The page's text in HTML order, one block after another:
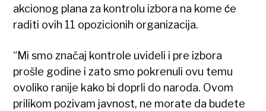
akcionog plana za kontrolu izbora na kome će
raditi ovih 11 opozicionih organizacija.
“Mi smo značaj kontrole uvideli i pre izbora
prošle godine i zato smo pokrenuli ovu temu
ovoliko ranije kako bi doprli do naroda. Ovom
prilikom pozivam javnost, ne morate da budete